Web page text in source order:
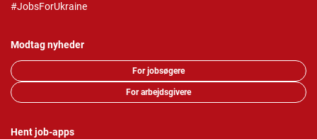
#JobsForUkraine
Modtag nyheder
For jobsøgere
For arbejdsgivere
Hent job-apps